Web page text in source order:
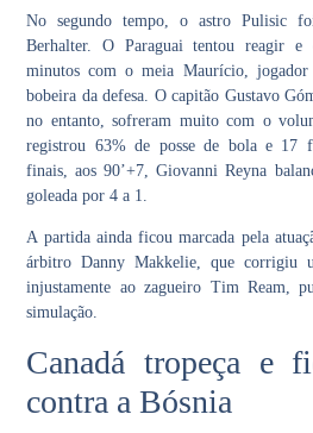
No segundo tempo, o astro Pulisic
Berhalter. O Paraguai tentou reagir e
minutos com o meia Maurício, jogador
bobeira da defesa. O capitão Gustavo
no entanto, sofreram muito com o
registrou 63% de posse de bola e 17
finais, aos 90’+7, Giovanni Reyna
goleada por 4 a 1.
A partida ainda ficou marcada pela
árbitro Danny Makkelie, que corrigiu
injustamente ao zagueiro Tim Ream,
simulação.
Canadá tropeça e
contra a Bósnia